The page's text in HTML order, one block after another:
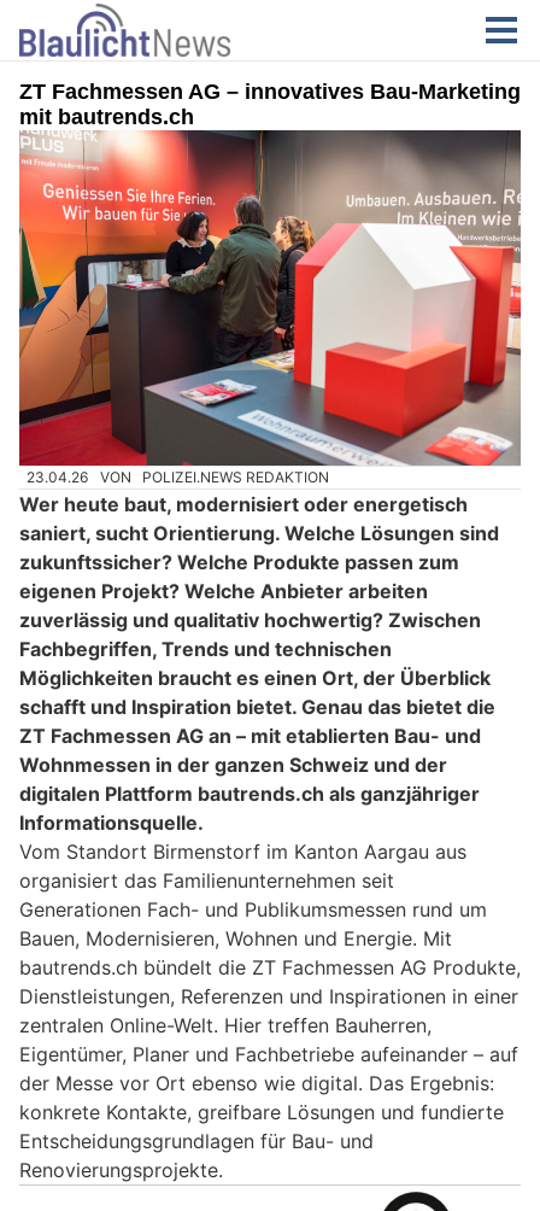
ZT Fachmessen AG – innovatives Bau-Marketing
mit bautrends.ch
23.04.26 VON POLIZEI.NEWS REDAKTION
Wer heute baut, modernisiert oder energetisch
saniert, sucht Orientierung. Welche Lösungen sind
zukunftssicher? Welche Produkte passen zum
eigenen Projekt? Welche Anbieter arbeiten
zuverlässig und qualitativ hochwertig? Zwischen
Fachbegriffen, Trends und technischen
Möglichkeiten braucht es einen Ort, der Überblick
schafft und Inspiration bietet. Genau das bietet die
ZT Fachmessen AG an – mit etablierten Bau- und
Wohnmessen in der ganzen Schweiz und der
digitalen Plattform bautrends.ch als ganzjähriger
Informationsquelle.
Vom Standort Birmenstorf im Kanton Aargau aus
organisiert das Familienunternehmen seit
Generationen Fach- und Publikumsmessen rund um
Bauen, Modernisieren, Wohnen und Energie. Mit
bautrends.ch bündelt die ZT Fachmessen AG Produkte,
Dienstleistungen, Referenzen und Inspirationen in einer
zentralen Online-Welt. Hier treffen Bauherren,
Eigentümer, Planer und Fachbetriebe aufeinander – auf
der Messe vor Ort ebenso wie digital. Das Ergebnis:
konkrete Kontakte, greifbare Lösungen und fundierte
Entscheidungsgrundlagen für Bau- und
Renovierungsprojekte.